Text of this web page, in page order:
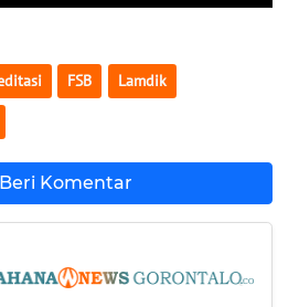
FSB Lamdik
Beri Komentar